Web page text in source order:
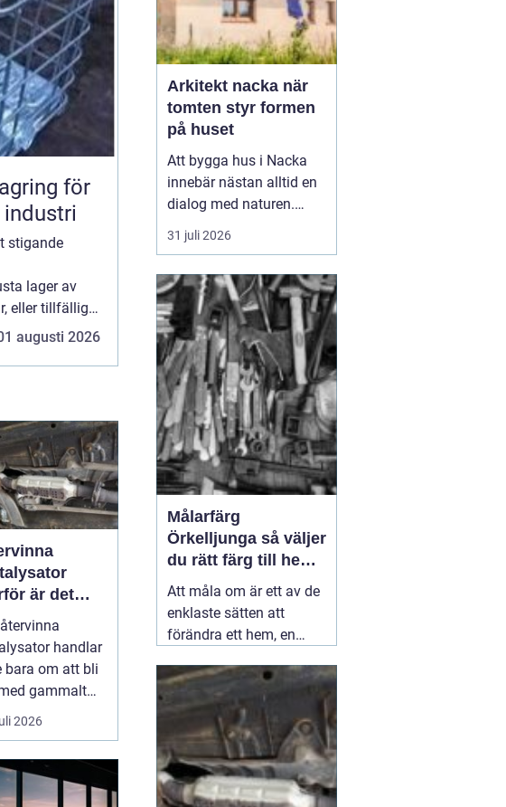
industri
stigande
lager av
eller tillfälliga
spelar en
augusti 2026
är det
för både
och
handlar
bara om att bli
gammalt
I varje
2026
Arkitekt nacka när
tomten styr formen
på huset
Att bygga hus i Nacka
innebär nästan alltid en
dialog med naturen.
Berg i dagen, tallar,
nivåskillnader och utsikt
tomt unik. Den som
anlitar Arkitekt Nacka
sökerofta någ...
31 juli 2026
Målarfärg
Örkelljunga så väljer
du rätt färg till hem
och gård
Att måla om är ett av de
enklaste sätten att
förändra ett hem, en
verksamhet. En ny kulör
kan göra ett gammalt
kök ljusare, ge fasaden
nytt liv eller skydda ett
staket mot väder och
vind i många år